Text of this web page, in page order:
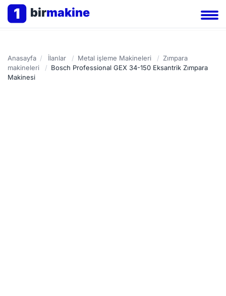
1 birmakine
Anasayfa / İlanlar / Metal işleme Makineleri / Zımpara
makineleri
/ Bosch Professional GEX 34-150 Eksantrik Zımpara
Makinesi